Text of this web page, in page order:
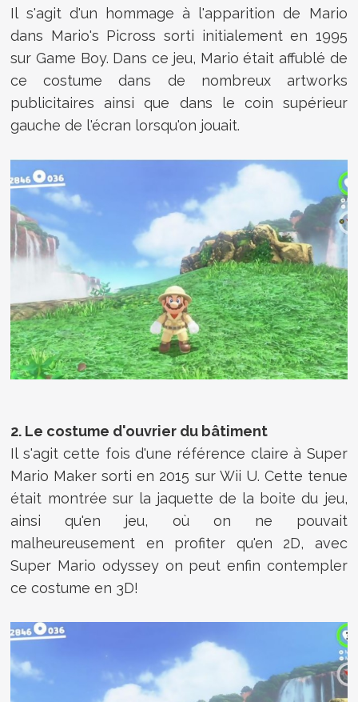
Il s'agit d'un hommage à l'apparition de Mario
dans Mario's Picross sorti initialement en 1995
sur Game Boy. Dans ce jeu, Mario était affublé de
ce costume dans de nombreux artworks
publicitaires ainsi que dans le coin supérieur
gauche de l'écran lorsqu'on jouait.
2. Le costume d'ouvrier du bâtiment
Il s'agit cette fois d'une référence claire à Super
Mario Maker sorti en 2015 sur Wii U. Cette tenue
était montrée sur la jaquette de la boite du jeu,
ainsi qu'en jeu, où on ne pouvait
malheureusement en profiter qu'en 2D, avec
Super Mario odyssey on peut enfin contempler
ce costume en 3D!